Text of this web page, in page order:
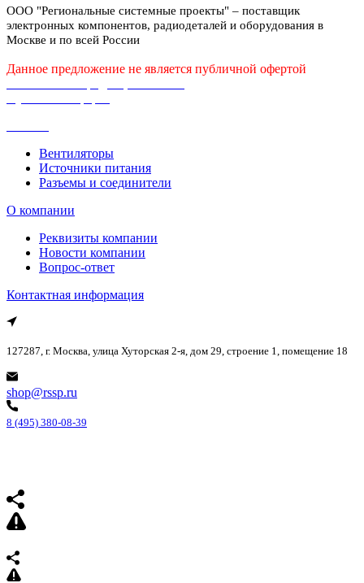
ООО "Региональные системные проекты" – поставщик
электронных компонентов, радиодеталей и оборудования в
Москве и по всей России
Данное предложение не является публичной офертой
Вентиляторы
Источники питания
Разъемы и соединители
О компании
Реквизиты компании
Новости компании
Вопрос-ответ
Контактная информация
127287, г. Москва, улица Хуторская 2-я, дом 29, строение 1, помещение 18
shop@rssp.ru
8 (495) 380-08-39